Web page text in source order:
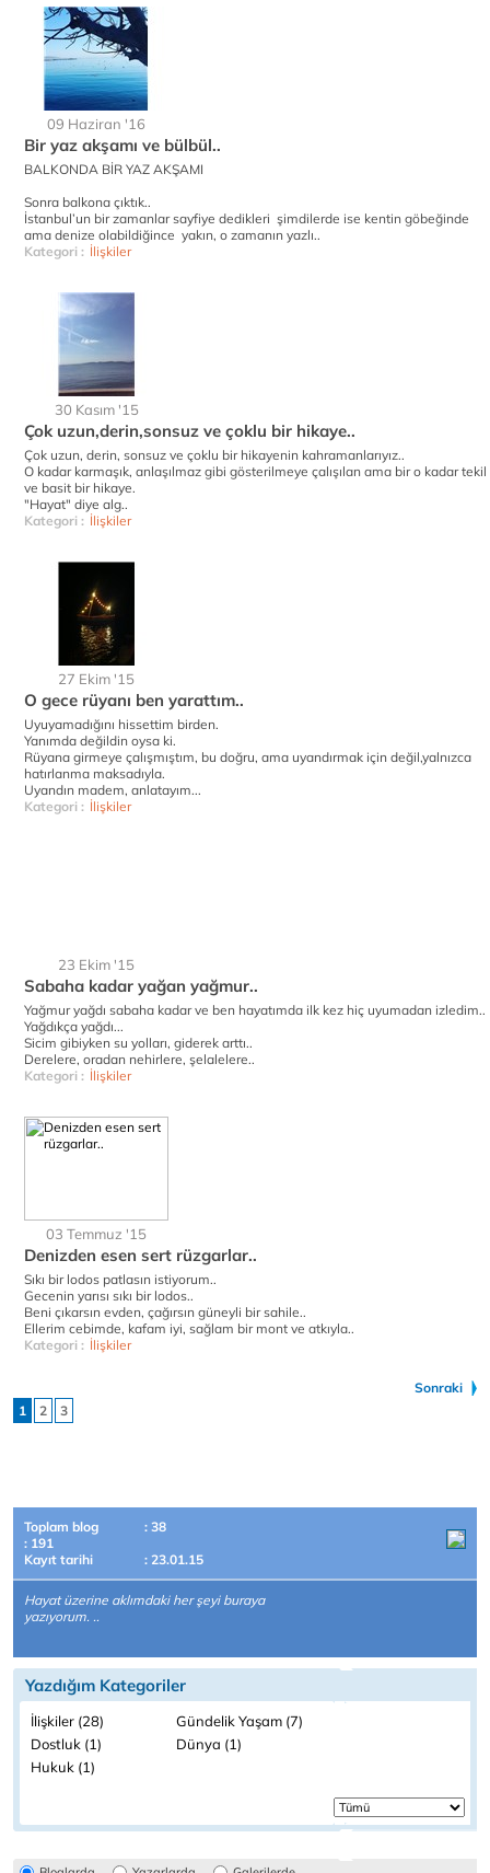
09 Haziran '16
Bir yaz akşamı ve bülbül..
BALKONDA BİR YAZ AKŞAMI
Sonra balkona çıktık..
İstanbul’un bir zamanlar sayfiye dedikleri şimdilerde ise kentin göbeğinde
ama denize olabildiğince yakın, o zamanın yazlı..
Kategori : İlişkiler
30 Kasım '15
Çok uzun,derin,sonsuz ve çoklu bir hikaye..
Çok uzun, derin, sonsuz ve çoklu bir hikayenin kahramanlarıyız..
O kadar karmaşık, anlaşılmaz gibi gösterilmeye çalışılan ama bir o kadar tekil
ve basit bir hikaye.
"Hayat" diye alg..
Kategori : İlişkiler
27 Ekim '15
O gece rüyanı ben yarattım..
Uyuyamadığını hissettim birden.
Yanımda değildin oysa ki.
Rüyana girmeye çalışmıştım, bu doğru, ama uyandırmak için değil,yalnızca
hatırlanma maksadıyla.
Uyandın madem, anlatayım...
Kategori : İlişkiler
23 Ekim '15
Sabaha kadar yağan yağmur..
Yağmur yağdı sabaha kadar ve ben hayatımda ilk kez hiç uyumadan izledim..
Yağdıkça yağdı...
Sicim gibiyken su yolları, giderek arttı..
Derelere, oradan nehirlere, şelalelere..
Kategori : İlişkiler
03 Temmuz '15
Denizden esen sert rüzgarlar..
Sıkı bir lodos patlasın istiyorum..
Gecenin yarısı sıkı bir lodos..
Beni çıkarsın evden, çağırsın güneyli bir sahile..
Ellerim cebimde, kafam iyi, sağlam bir mont ve atkıyla..
Kategori : İlişkiler
Sonraki
1
2 3
Toplam blog
: 38
: 191
Kayıt tarihi
: 23.01.15
Hayat üzerine aklımdaki her şeyi buraya
yazıyorum. ..
Yazdığım Kategoriler
İlişkiler (28)
Gündelik Yaşam (7)
Dostluk (1)
Dünya (1)
Hukuk (1)